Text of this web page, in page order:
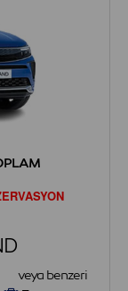
veya benzeri